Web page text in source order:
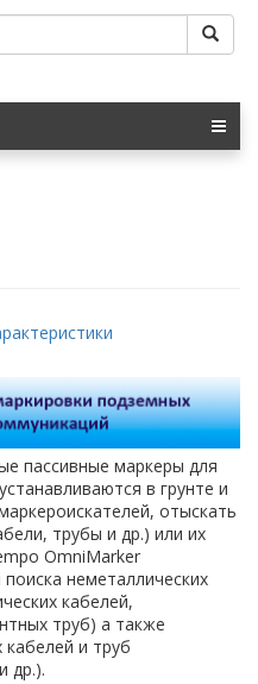
пассивные маркеры для
в грунте и
отыскать
трубы и др.) или их
OmniMarker
неметаллических
кабелей,
труб) а также
и труб
др.).